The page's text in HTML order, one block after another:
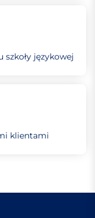
językowej
klientami